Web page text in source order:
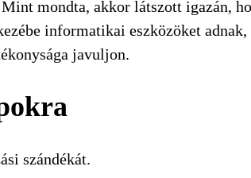
mondta, akkor látszott igazán,
informatikai eszközöket adnak,
javuljon.
szándékát.